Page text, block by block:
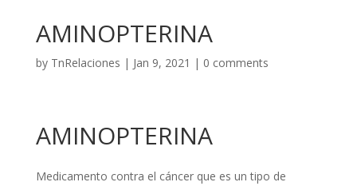
AMINOPTERINA
by TnRelaciones | Jan 9, 2021 | 0 comments
AMINOPTERINA
Medicamento contra el cáncer que es un tipo de